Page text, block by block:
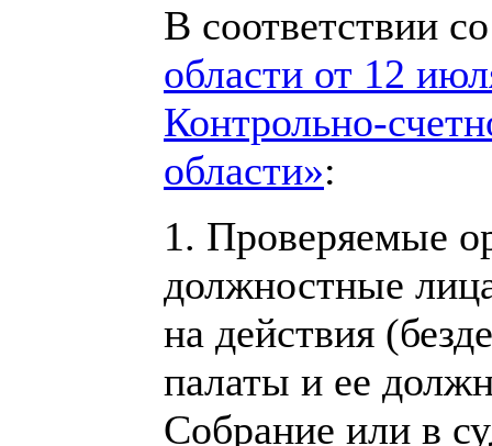
В соответствии
области от 12
Контрольно-
области»:
1. Проверяемые
должностные
на действия
палаты и ее
Собрание или в